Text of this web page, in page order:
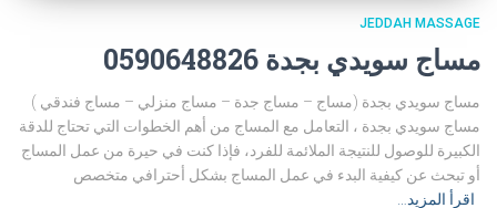
JEDDAH MASSAGE
مساج سويدي بجدة 0590648826
مساج سويدي بجدة (مساج – مساج جدة – مساج منزلي – مساج فندقي )
مساج سويدي بجدة ، التعامل مع المساج من أهم الخطوات التي تحتاج للدقة
الكبيرة للوصول للنتيجة الملائمة للفرد، فإذا كنت في حيرة من عمل المساج
أو تبحث عن كيفية البدء في عمل المساج بشكل أحترافي متخصص
اقرأ المزيد…